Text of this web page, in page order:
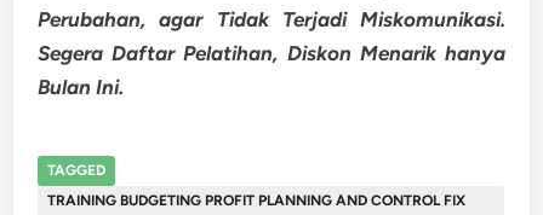
Perubahan, agar Tidak Terjadi Miskomunikasi.
Segera Daftar Pelatihan, Diskon Menarik hanya
Bulan Ini.
TAGGED
TRAINING BUDGETING PROFIT PLANNING AND CONTROL FIX